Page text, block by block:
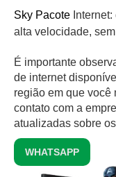
Sky Pacote
alta velocidade,
É importante
de internet
região em que você
contato com a
atualizadas sobre
WHATSAPP